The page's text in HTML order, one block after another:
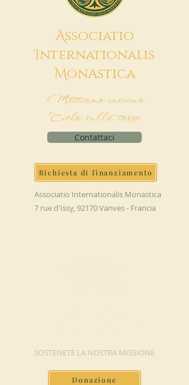
Associatio
Internationalis
MonAstica
Mettiamo insieme
Cielo sulla terra
Contattaci
Richiesta di finanziamento
Associatio Internationalis Monastica
7 rue d'Issy, 92170 Vanves - Francia
SOSTENETE LA NOSTRA MISSIONE
Donazione